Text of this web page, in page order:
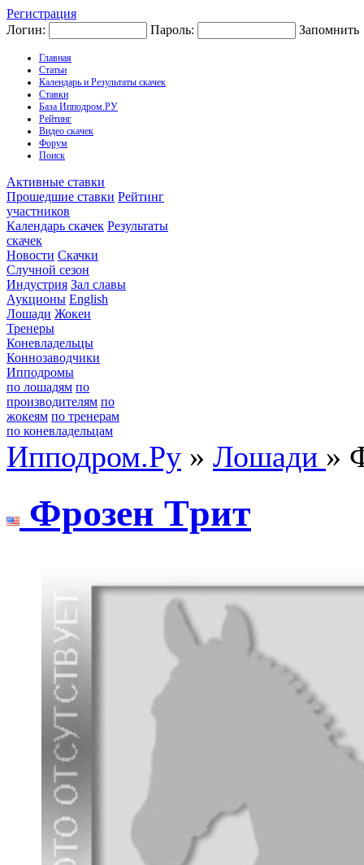
Регистрация
Логин:
Пароль: Запомнить
Главная
Статьи
Календарь и Результаты скачек
Ставки
База Ипподром.РУ
Рейтинг
Видео скачек
Форум
Поиск
Активные ставки
Прошедшие ставки Рейтинг
участников
Календарь скачек Результаты
скачек
Новости Скачки
Случной сезон
Индустрия Зал славы
Аукционы English
Лошади Жокеи
Тренеры
Коневладельцы
Коннозаводчики
Ипподромы
по лошадям по
производителям по
жокеям по тренерам
по коневладельцам
Ипподром.Ру » Лошади »
Фрозeн Tрит